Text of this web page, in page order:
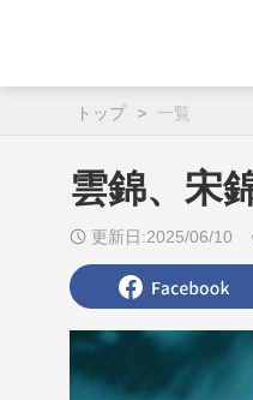
トップ > 一覧
雲錦、宋
更新日:2025/06/10